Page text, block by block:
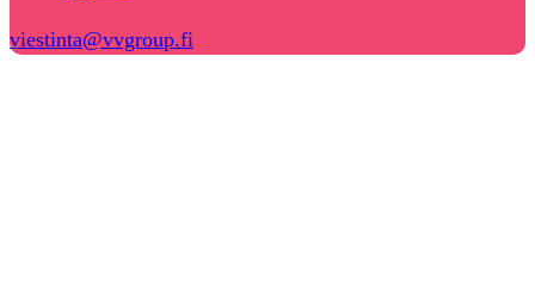
viestinta@vvgroup.fi